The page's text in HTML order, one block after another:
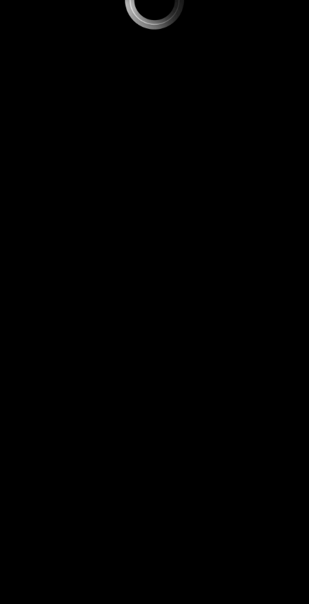
O Nosso site usa cookies